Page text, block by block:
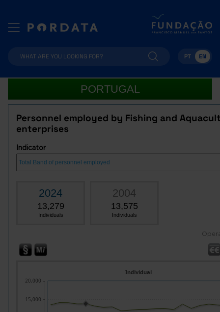
PT EN
PORTUGAL
Personnel employed by Fishing and
enterprises
Indicator
2024
13,279
Individuals
2004
13,575
Individuals
Individual
15,000
20,000